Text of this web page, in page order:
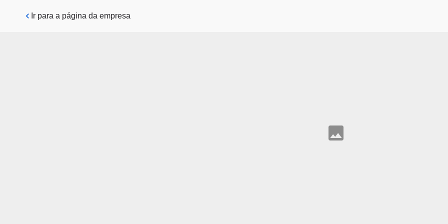
Pular para o conteúdo principal
Ir para a página da empresa